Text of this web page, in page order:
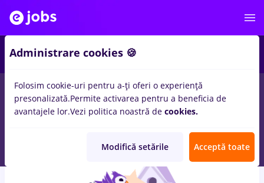
locuri de muncaavocat, Full time inRemote (de acasa)
pentruFara experientainTransport / Distributie, Medicina /
Sanatate
Administrare cookies 🍪
Folosim cookie-uri pentru a-ți oferi o experiență
presonalizată.Permite activarea pentru a beneficia de
avantajele lor.Vezi politica noastră de cookies.
Modifică setările Acceptă toate